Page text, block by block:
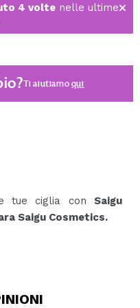
4 volte nelle ultime
Ti aiutiamoqui
tue ciglia con Saigu
Saigu Cosmetics.
jojoba, rende le tue
clic garantisce che il